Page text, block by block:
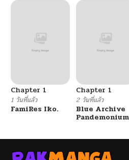
Chapter 1
1 วันที่แล้ว
FamiRes Iko.
Chapter 1
2 วันที่แล้ว
Blue Archive
Pandemonium